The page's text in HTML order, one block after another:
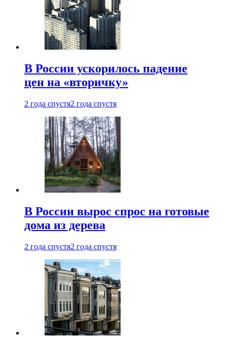
В России ускорилось падение
цен на «вторичку»
2 года спустя2 года спустя
В России вырос спрос на готовые
дома из дерева
2 года спустя2 года спустя